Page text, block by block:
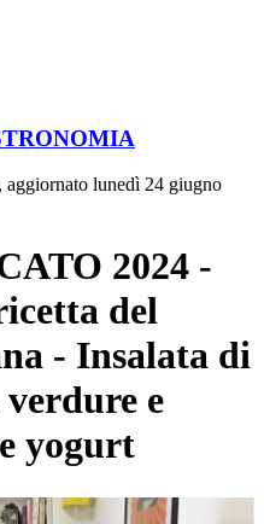
lunedì 24 giugno
2024 -
del
- Insalata di
e
yogurt